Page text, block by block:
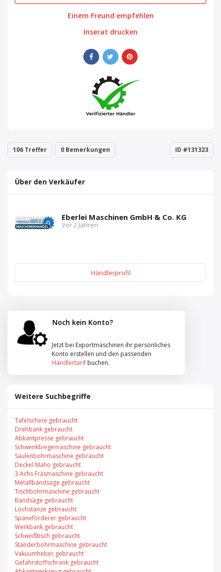
Einem Freund empfehlen
Inserat drucken
106 Treffer 0 Bemerkungen ID #131323
Über den Verkäufer
Eberlei Maschinen GmbH & Co. KG
Vor 2 Jahren
Händlerprofil
Noch kein Konto?
Jetzt bei Exportmaschinen ihr persönliches
Konto erstellen und den passenden
Händlertarif buchen.
Weitere Suchbegriffe
Tafelschere gebraucht
Drehbank gebraucht
Abkantpresse gebraucht
Schwenkbiegemaschine gebraucht
Säulenbohrmaschine gebraucht
Deckel Maho gebraucht
3 Achs Fräsmaschine gebraucht
Metallbandsäge gebraucht
Tischbohrmaschine gebraucht
Bandsäge gebraucht
Lochstanze gebraucht
Späneförderer gebraucht
Werkbank gebraucht
Schweißtisch gebraucht
Ständerbohrmaschine gebraucht
Vakuumheber gebraucht
Gefahrstoffschrank gebraucht